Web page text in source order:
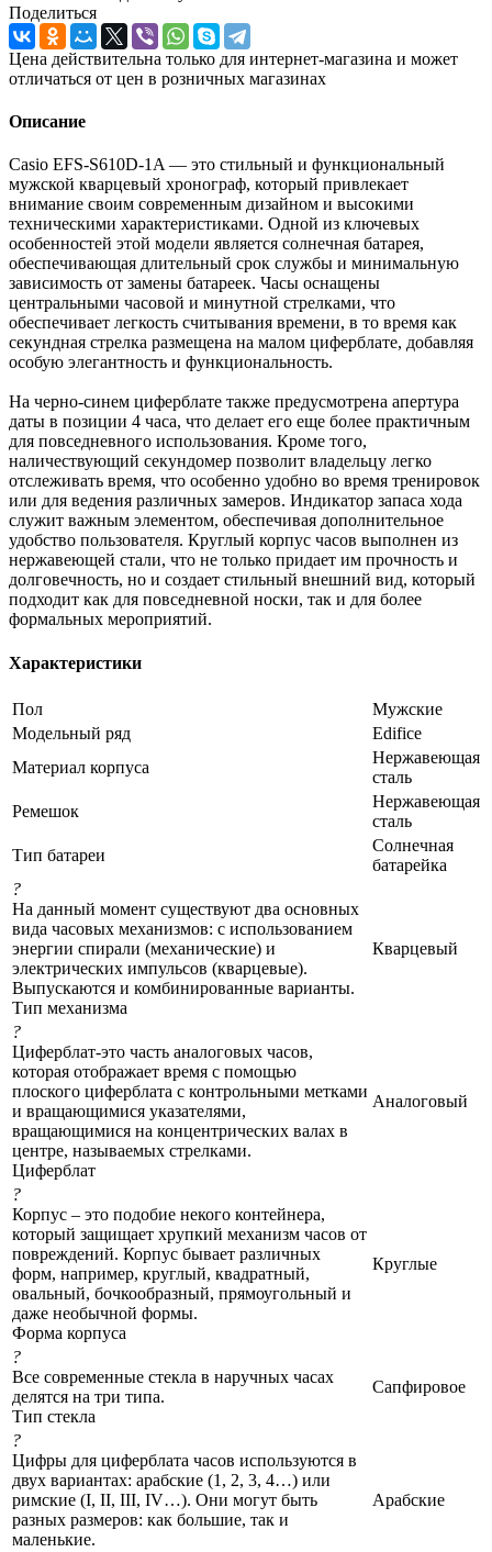
Поделиться
Цена действительна только для интернет-магазина и может
отличаться от цен в розничных магазинах
Описание
Casio EFS-S610D-1A — это стильный и функциональный
мужской кварцевый хронограф, который привлекает
внимание своим современным дизайном и высокими
техническими характеристиками. Одной из ключевых
особенностей этой модели является солнечная батарея,
обеспечивающая длительный срок службы и минимальную
зависимость от замены батареек. Часы оснащены
центральными часовой и минутной стрелками, что
обеспечивает легкость считывания времени, в то время как
секундная стрелка размещена на малом циферблате, добавляя
особую элегантность и функциональность.
На черно-синем циферблате также предусмотрена апертура
даты в позиции 4 часа, что делает его еще более практичным
для повседневного использования. Кроме того,
наличествующий секундомер позволит владельцу легко
отслеживать время, что особенно удобно во время тренировок
или для ведения различных замеров. Индикатор запаса хода
служит важным элементом, обеспечивая дополнительное
удобство пользователя. Круглый корпус часов выполнен из
нержавеющей стали, что не только придает им прочность и
долговечность, но и создает стильный внешний вид, который
подходит как для повседневной носки, так и для более
формальных мероприятий.
Характеристики
Пол
Мужские
Модельный ряд
Edifice
Материал корпуса
Нержавеющая
сталь
Ремешок
Нержавеющая
сталь
Тип батареи
Солнечная
батарейка
?
На данный момент существуют два основных
вида часовых механизмов: с использованием
энергии спирали (механические) и
электрических импульсов (кварцевые).
Выпускаются и комбинированные варианты.
Тип механизма
Кварцевый
?
Циферблат-это часть аналоговых часов,
которая отображает время с помощью
плоского циферблата с контрольными метками
и вращающимися указателями,
вращающимися на концентрических валах в
центре, называемых стрелками.
Циферблат
Аналоговый
?
Корпус – это подобие некого контейнера,
который защищает хрупкий механизм часов от
повреждений. Корпус бывает различных
форм, например, круглый, квадратный,
овальный, бочкообразный, прямоугольный и
даже необычной формы.
Форма корпуса
Круглые
?
Все современные стекла в наручных часах
делятся на три типа.
Тип стекла
Сапфировое
?
Цифры для циферблата часов используются в
двух вариантах: арабские (1, 2, 3, 4…) или
римские (I, II, III, IV…). Они могут быть
разных размеров: как большие, так и
маленькие.
Арабские